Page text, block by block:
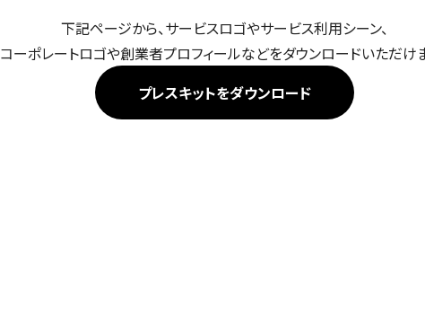
下記ページから、サービスロゴやサービス利用シーン、
コーポレートロゴや創業者プロフィールなどをダウンロードいただけ
プレスキットをダウンロード